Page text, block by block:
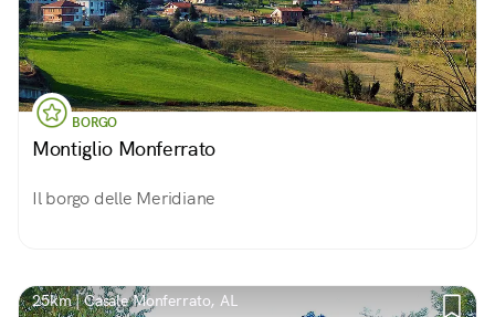
BORGO
Montiglio Monferrato
Il borgo delle Meridiane
25km | Casale Monferrato, AL